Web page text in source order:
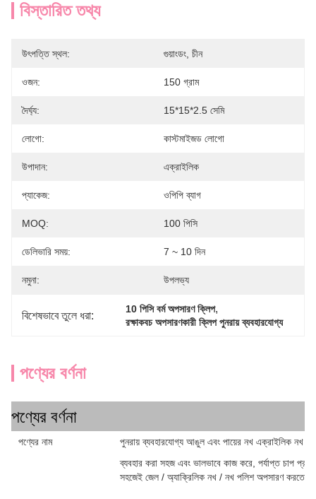
বিস্তারিত তথ্য
উৎপত্তি স্থল: গুয়াংডং, চীন
ওজন: 150 গ্রাম
দৈর্ঘ্য: 15*15*2.5 সেমি
লোগো: কাস্টমাইজড লোগো
উপাদান: এক্রাইলিক
প্যাকেজ: ওপিপি ব্যাগ
MOQ: 100 পিসি
ডেলিভারি সময়: 7 ~ 10 দিন
নমুনা: উপলভ্য
বিশেষভাবে তুলে ধরা: 10 পিসি বর্ম অপসারণ ক্লিপ,
রক্ষাকবচ অপসারণকারী ক্লিপ পুনরায় ব্যবহারযোগ্য
পণ্যের বর্ণনা
পণ্যের বর্ণনা
পণ্যের নাম পুনরায় ব্যবহারযোগ্য আঙুল এবং পায়ের নখ এক্রাইলিক নখ
ব্যবহার করা সহজ এবং ভালভাবে কাজ করে, পর্যাপ্ত চাপ
সহজেই জেল / অ্যাক্রিলিক নখ / নখ পলিশ অপসারণ করতে